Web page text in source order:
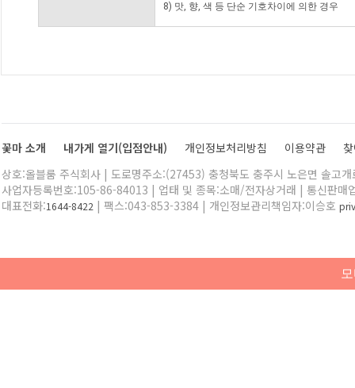
8) 맛, 향, 색 등 단순 기호차이에 의한 경우
꽃마 소개 내가게 열기(입점안내) 개인정보처리방침 이용약관
상호:올블룸 주식회사 | 도로명주소:(27453) 충청북도 충주시 노은면 솔고
사업자등록번호:105-86-84013 | 업태 및 종목:소매/전자상거래 | 통신판매
대표전화:1644-8422 | 팩스:043-853-3384 | 개인정보관리책임자:이승호